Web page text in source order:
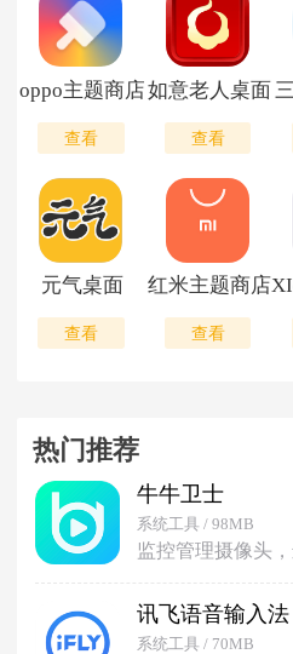
oppo主题商店
查看
如意老人桌面
查看
元气桌面
查看
红米主题商店
查看
热门推荐
牛牛卫士
系统工具 / 98MB
讯飞语音输入法
系统工具 / 70MB